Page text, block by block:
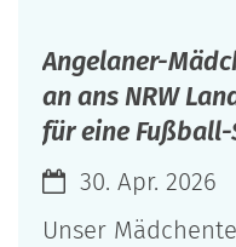
Angelaner-
an ans NRW
für eine Fußball-
30. Apr. 2026
Unser